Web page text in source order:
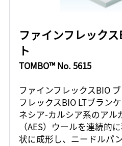
ファインフレック
ト
TOMBO™ No. 5615
ファインフレックスBIO
フレックスBIO LTブラン
ネシア-カルシア系のアル
（AES）ウールを連続的
状に成形し、ニードルパ